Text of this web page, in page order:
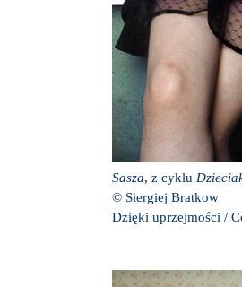
Sasza, z cyklu
© Siergiej Bratkow
Dzięki uprzejmości /